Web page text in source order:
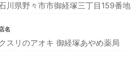
川県野々市市御経塚三丁目159番地
名
クスリのアオキ 御経塚あやめ薬局